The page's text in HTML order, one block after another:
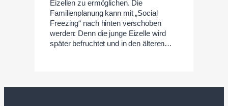
Eizellen zu ermöglichen. Die
Familienplanung kann mit „Social
Freezing“ nach hinten verschoben
werden: Denn die junge Eizelle wird
später befruchtet und in den älteren…